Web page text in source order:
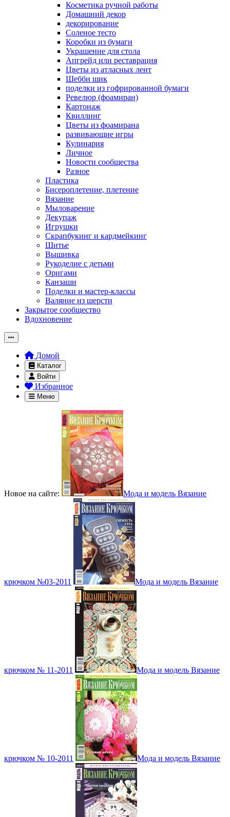
Косметика ручной работы
Домашний декор
декорирование
Соленое тесто
Коробки из бумаги
Украшение для стола
Апгрейд или реставрация
Цветы из атласных лент
Шебби шик
поделки из гофрированной бумаги
Ревелюр (фоамиран)
Картонаж
Квиллинг
Цветы из фоамирана
развивающие игры
Кулинария
Личное
Новости сообщества
Разное
Пластика
Бисероплетение, плетение
Вязание
Мыловарение
Декупаж
Игрушки
Скрапбукинг и кардмейкинг
Шитье
Вышивка
Рукоделие с детьми
Оригами
Канзаши
Поделки и мастер-классы
Валяние из шерсти
Закрытое сообщество
Вдохновение
Домой
Каталог
Войти
Избранное
Меню
Новое на сайте: Мода и модель Вязание
крючком №03-2011 Мода и модель Вязание
крючком № 11-2011 Мода и модель Вязание
крючком № 10-2011 Мода и модель Вязание